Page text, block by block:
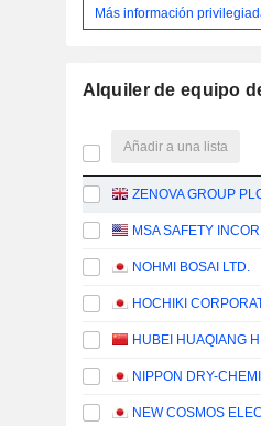
Más información
Alquiler de equipo
Añadir a una lista
ZENOVA GROUP
MSA SAFETY
NOHMI BOSAI LTD.
HOCHIKI